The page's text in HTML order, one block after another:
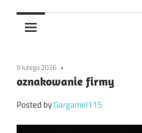
9 lutego 2026
oznakowanie firmy
Posted byGargamel115